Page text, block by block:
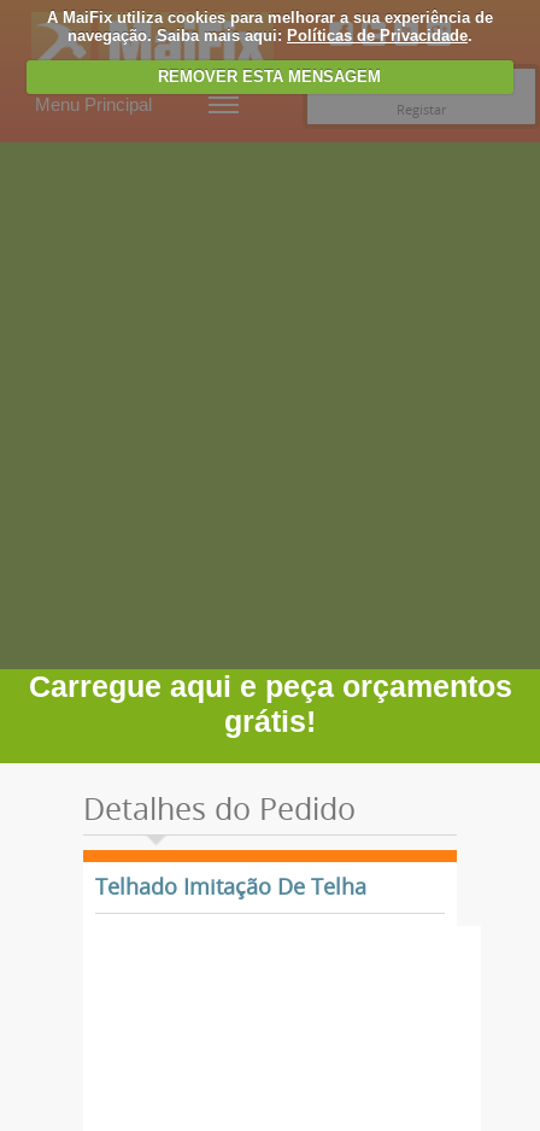
A MaiFix utiliza cookies para melhorar a sua experiência de
navegação. Saiba mais aqui: Políticas de Privacidade.
REMOVER ESTA MENSAGEM
Menu Principal
Registar
Carregue aqui e peça orçamentos
grátis!
Detalhes do Pedido
Telhado Imitação De Telha